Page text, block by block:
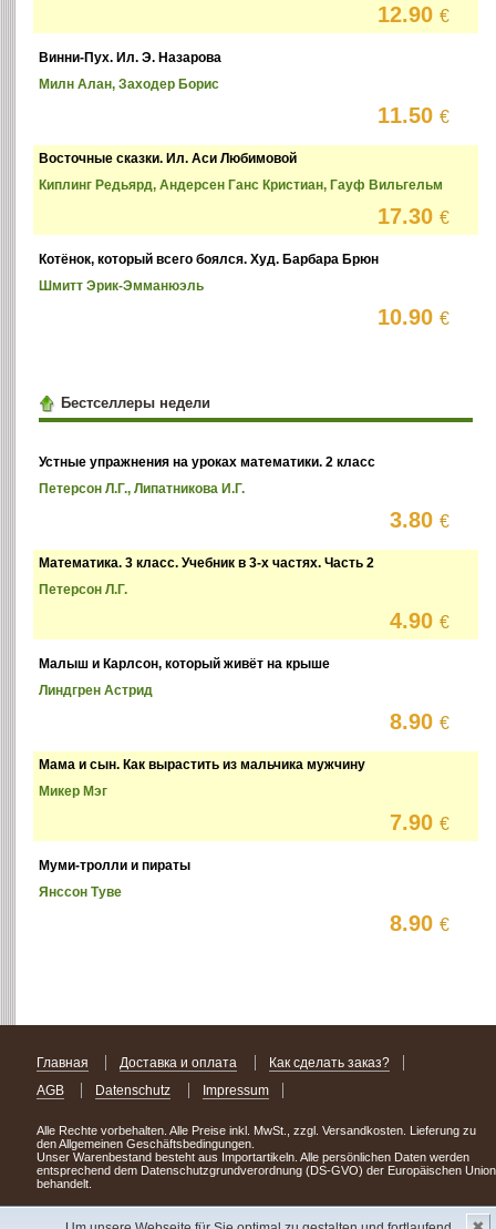
12.90€
Винни-Пух. Ил. Э. Назарова
Милн Алан, Заходер Борис
11.50€
Восточные сказки. Ил. Аси Любимовой
Киплинг Редьярд, Андерсен Ганс Кристиан, Гауф Вильгельм
17.30€
Котёнок, который всего боялся. Худ. Барбара Брюн
Шмитт Эрик-Эмманюэль
10.90€
Бестселлеры недели
Устные упражнения на уроках математики. 2 класс
Петерсон Л.Г., Липатникова И.Г.
3.80€
Математика. 3 класс. Учебник в 3-х частях. Часть 2
Петерсон Л.Г.
4.90€
Малыш и Карлсон, который живёт на крыше
Линдгрен Астрид
8.90€
Мама и сын. Как вырастить из мальчика мужчину
Микер Мэг
7.90€
Муми-тролли и пираты
Янссон Туве
8.90€
Главная Доставка и оплата
Как сделать заказ?
AGB
Datenschutz Impressum
Alle Rechte vorbehalten. Alle Preise inkl. MwSt., zzgl. Versandkosten. Lieferung zu
den Allgemeinen Geschäftsbedingungen.
Unser Warenbestand besteht aus Importartikeln. Alle persönlichen Daten werden
entsprechend dem Datenschutzgrundverordnung (DS-GVO) der Europäischen Union
behandelt.
Сделав заказ сегодня, уже через день или два Вы можете стать обладателем
НОВИНКИ из Германии! Удачного поиска!